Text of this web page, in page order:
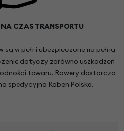
NA CZAS TRANSPORTU
są w pełni ubezpieczone na pełną
dotyczy zarówno uszkodzeń
towaru. Rowery dostarcza
spedycyjna Raben Polska.